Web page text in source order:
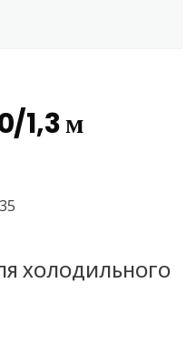
1,3 м
ХОЛОДИЛЬНОГО